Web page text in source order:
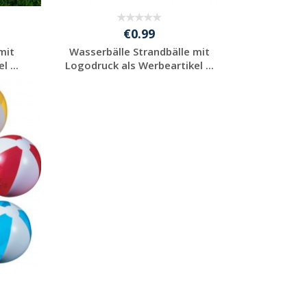
...
€0.99
Wasserbälle Strandbälle mit
Logodruck als Werbeartikel ...